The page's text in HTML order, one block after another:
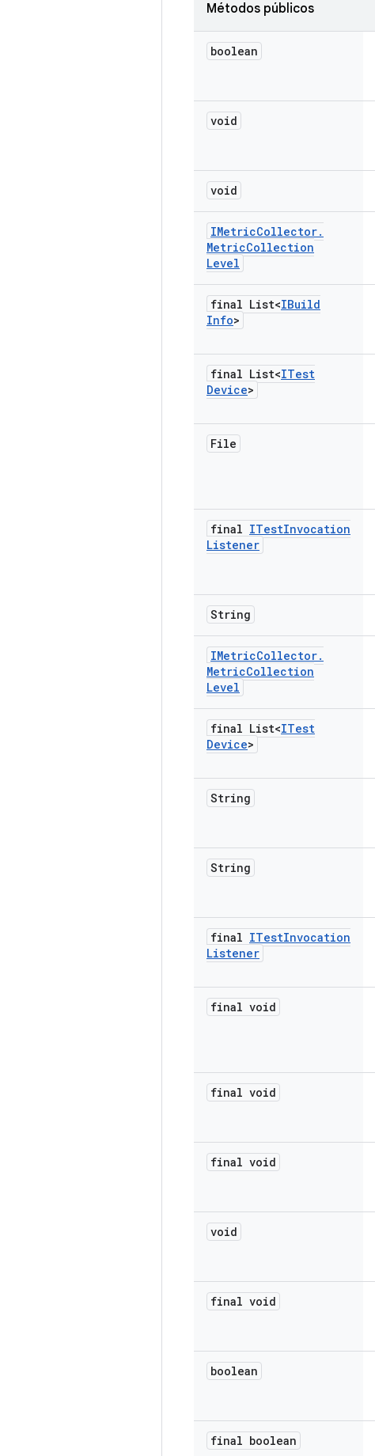
Métodos públicos
boolean
void
void
IMetricCollector.
MetricCollection
Level
final List<IBuild
Info>
final List<ITest
Device>
File
final ITestInvocation
Listener
String
IMetricCollector.
MetricCollection
Level
final List<ITest
Device>
String
String
final ITestInvocation
Listener
final void
final void
final void
void
final void
boolean
final boolean